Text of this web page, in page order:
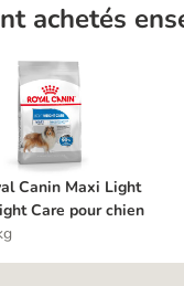
achetés
Canin Maxi Light
Canin Maxi Light
Care pour chien